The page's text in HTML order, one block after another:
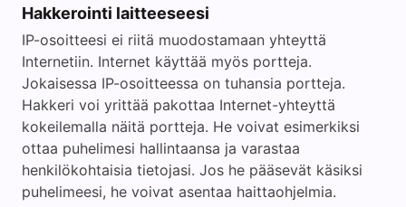
Hakkerointi laitteeseesi
IP-osoitteesi ei riitä muodostamaan yhteyttä
Internetiin. Internet käyttää myös portteja.
Jokaisessa IP-osoitteessa on tuhansia portteja.
Hakkeri voi yrittää pakottaa Internet-yhteyttä
kokeilemalla näitä portteja. He voivat esimerkiksi
ottaa puhelimesi hallintaansa ja varastaa
henkilökohtaisia tietojasi. Jos he pääsevät käsiksi
puhelimeesi, he voivat asentaa haittaohjelmia.